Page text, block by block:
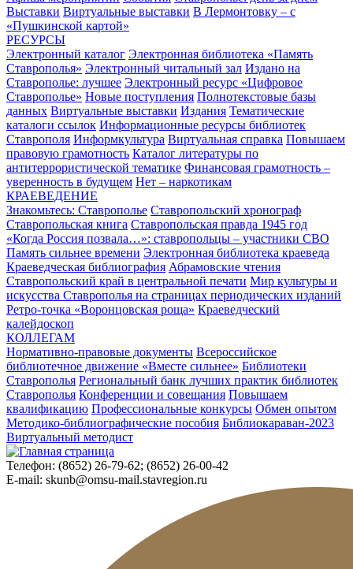
Выставки Виртуальные выставки В Лермонтовку – с
«Пушкинской картой»
РЕСУРСЫ
Электронный каталог Электронная библиотека «Память
Ставрополья» Электронный читальный зал Издано на
Ставрополье: лучшее Электронный ресурс «Цифровое
Ставрополье» Новые поступления Полнотекстовые базы
данных Виртуальные выставки Издания Тематические
каталоги ссылок Информационные ресурсы библиотек
Ставрополя Информкультура Виртуальная справка Повышаем
правовую грамотность Каталог литературы по
антитеррористической тематике Финансовая грамотность –
уверенность в будущем Нет – наркотикам
КРАЕВЕДЕНИЕ
Знакомьтесь: Ставрополье Ставропольский хронограф
Ставропольская книга Ставропольская правда 1945 год
«Когда Россия позвала…»: ставропольцы – участники СВО
Память сильнее времени Электронная библиотека краеведа
Краеведческая библиография Абрамовские чтения
Ставропольский край в центральной печати Мир культуры и
искусства Ставрополья на страницах периодических изданий
Ретро-точка «Воронцовская роща» Краеведческий
калейдоскоп
КОЛЛЕГАМ
Нормативно-правовые документы Всероссийское
библиотечное движение «Вместе сильнее» Библиотеки
Ставрополья Региональный банк лучших практик библиотек
Ставрополья Конференции и совещания Повышаем
квалификацию Профессиональные конкурсы Обмен опытом
Методико-библиографические пособия Библиокараван-2023
Виртуальный методист
Телефон: (8652) 26-79-62; (8652) 26-00-42
E-mail: skunb@omsu-mail.stavregion.ru